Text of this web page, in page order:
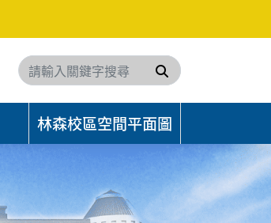
搜尋
林森校區空間平面圖